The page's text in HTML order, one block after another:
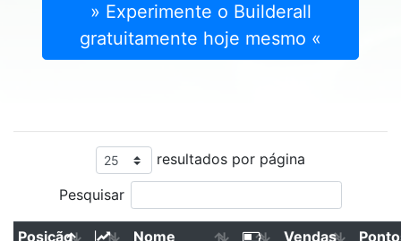
» Experimente o Builderall
gratuitamente hoje mesmo «
resultados por página
Pesquisar
Posição Nome Vendas